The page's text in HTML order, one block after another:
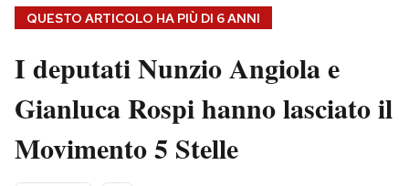
HOME
Italia
Politica
Tecnologia
Moda
Consumismi
Storie/Idee
QUESTO ARTICOLO HA PIÙ DI 6 ANNI
I deputati Nunzio Angiola e
Gianluca Rospi hanno lasciato il
Movimento 5 Stelle